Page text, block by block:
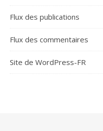
Flux des publications
Flux des commentaires
Site de WordPress-FR